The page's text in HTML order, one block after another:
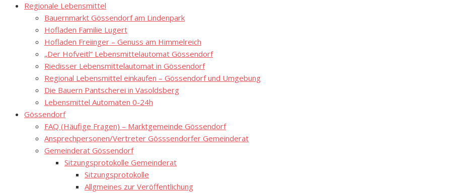
Regionale Lebensmittel
Bauernmarkt Gössendorf am Lindenpark
Hofladen Familie Lugert
Hofladen Freiinger – Genuss am Himmelreich
„Der Hofveitl“ Lebensmittelautomat Gössendorf
Riedisser Lebensmittelautomat in Gössendorf
Regional Lebensmittel einkaufen – Gössendorf und Umgebung
Die Bauern Pantscherei in Vasoldsberg
Lebensmittel Automaten 0-24h
Gössendorf
FAQ (Häufige Fragen) – Marktgemeinde Gössendorf
Ansprechpersonen/Vertreter Gösssendorfer Gemeinderat
Gemeinderat Gössendorf
Sitzungsprotokolle Gemeinderat
Sitzungsprotokolle
Allgmeines zur Veröffentlichung